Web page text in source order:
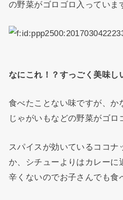
の野菜がゴロゴロ入っていま
なにこれ！？すっごく美味し
食べたことない味ですが、か
じゃがいもなどの野菜がゴロ
スパイスが効いているココナ
か、シチューよりはカレーに
辛くないのでお子さんでも食